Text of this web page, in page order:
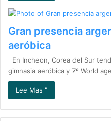
Gran presencia
aeróbica
En Incheon, Corea del Sur
gimnasia aeróbica y 7º World
Lee Mas "